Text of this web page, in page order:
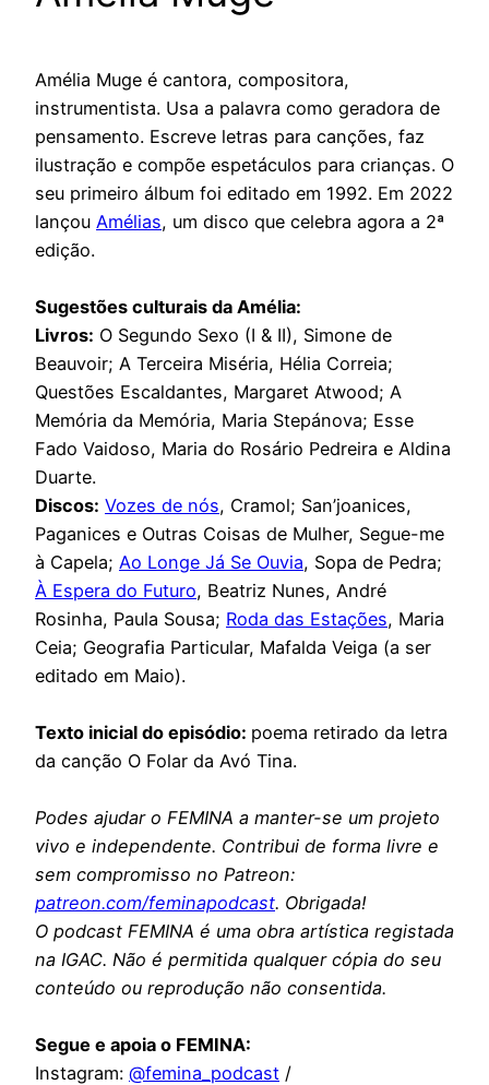
Amélia Muge é cantora, compositora,
instrumentista. Usa a palavra como geradora de
pensamento. Escreve letras para canções, faz
ilustração e compõe espetáculos para crianças. O
seu primeiro álbum foi editado em 1992. Em 2022
lançou Amélias, um disco que celebra agora a 2ª
edição.
Sugestões culturais da Amélia:
Livros: O Segundo Sexo (I & II), Simone de
Beauvoir; A Terceira Miséria, Hélia Correia;
Questões Escaldantes, Margaret Atwood; A
Memória da Memória, Maria Stepánova; Esse
Fado Vaidoso, Maria do Rosário Pedreira e Aldina
Duarte.
Discos: Vozes de nós, Cramol; San’joanices,
Paganices e Outras Coisas de Mulher, Segue-me
à Capela; Ao Longe Já Se Ouvia, Sopa de Pedra;
À Espera do Futuro, Beatriz Nunes, André
Rosinha, Paula Sousa; Roda das Estações, Maria
Ceia; Geografia Particular, Mafalda Veiga (a ser
editado em Maio).
Texto inicial do episódio: poema retirado da letra
da canção O Folar da Avó Tina.
Podes ajudar o FEMINA a manter-se um projeto
vivo e independente. Contribui de forma livre e
sem compromisso no Patreon:
patreon.com/feminapodcast. Obrigada!
O podcast FEMINA é uma obra artística registada
na IGAC. Não é permitida qualquer cópia do seu
conteúdo ou reprodução não consentida.
Segue e apoia o FEMINA:
Instagram: @femina_podcast /